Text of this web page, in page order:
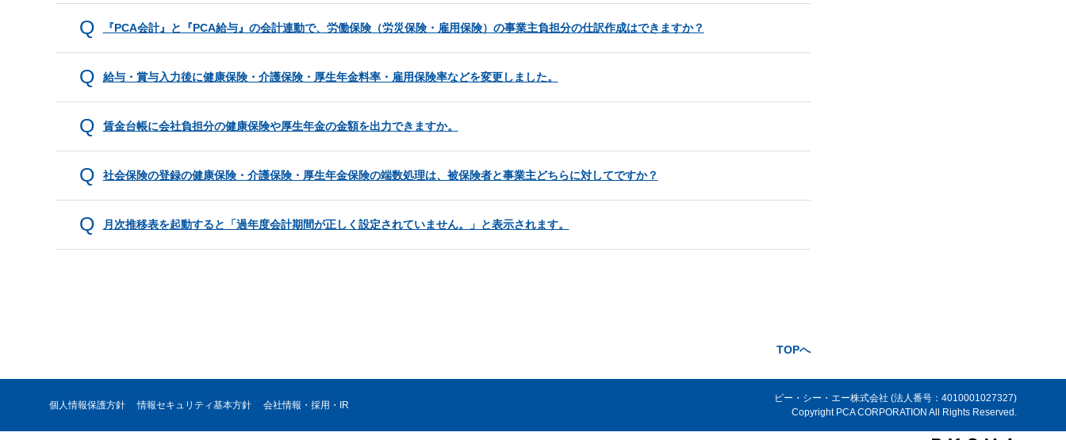
『PCA会計』と『PCA給与』の会計連動で、労働保険（労災保険・雇用保険）の事業主負担分の仕訳作成はできますか？
給与・賞与入力後に健康保険・介護保険・厚生年金料率・雇用保険率などを変更しました。
賃金台帳に会社負担分の健康保険や厚生年金の金額を出力できますか。
社会保険の登録の健康保険・介護保険・厚生年金保険の端数処理は、被保険者と事業主どちらに対してですか？
月次推移表を起動すると「過年度会計期間が正しく設定されていません。」と表示されます。
TOPへ
個人情報保護方針 情報セキュリティ基本方針 会社情報・採用・IR
ピー・シー・エー株式会社 (法人番号：4010001027327)
Copyright PCA CORPORATION All Rights Reserved.